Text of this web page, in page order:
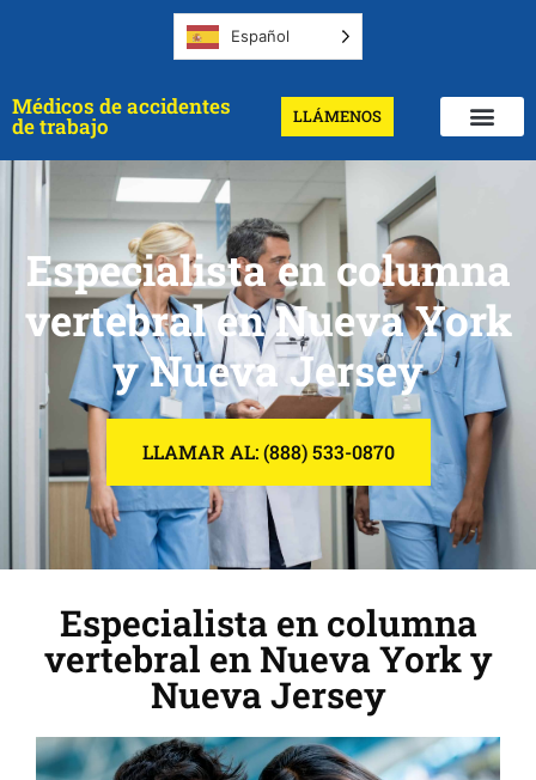
Español
Médicos de accidentes
de trabajo LLÁMENOS
Especialista en columna
vertebral en Nueva York
y Nueva Jersey
LLAMAR AL: (888) 533-0870
Especialista en columna
vertebral en Nueva York y
Nueva Jersey